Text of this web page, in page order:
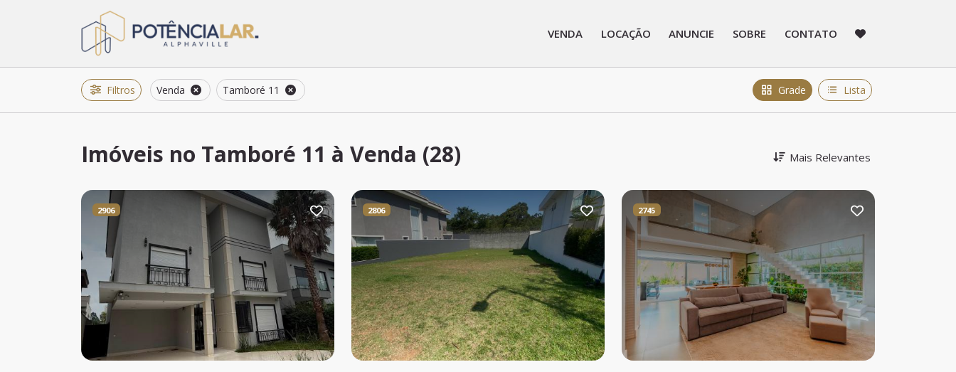
VENDA LOCAÇÃO ANUNCIE SOBRE CONTATO
Filtros Venda Tamboré 11 Grade Lista
Imóveis no Tamboré 11 à Venda (28) Mais Relevantes
2906 2806 2745